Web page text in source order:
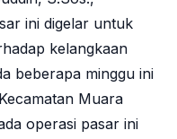
ini digelar untuk
kelangkaan
beberapa minggu ini
Muara
operasi pasar ini